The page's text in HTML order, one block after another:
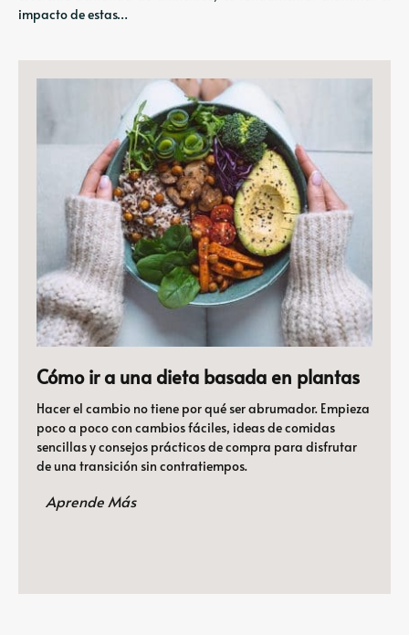
impacto de estas…
Cómo ir a una dieta basada en plantas
Hacer el cambio no tiene por qué ser abrumador. Empieza
poco a poco con cambios fáciles, ideas de comidas
sencillas y consejos prácticos de compra para disfrutar
de una transición sin contratiempos.
Aprende Más